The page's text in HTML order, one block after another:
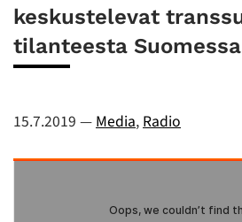
keskustelevat
tilanteesta Suomessa
15.7.2019 — Media, Radio